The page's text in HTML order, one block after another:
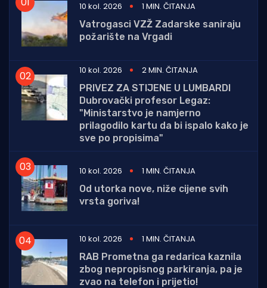
10 kol. 2026
1 MIN. ČITANJA
Vatrogasci VZŽ Zadarske saniraju
požarište na Vrgadi
10 kol. 2026
2 MIN. ČITANJA
PRIVEZ ZA STIJENE U LUMBARDI
Dubrovački profesor Legaz:
"Ministarstvo je namjerno
prilagodilo kartu da bi ispalo kako je
sve po propisima"
10 kol. 2026
1 MIN. ČITANJA
Od utorka nove, niže cijene svih
vrsta goriva!
10 kol. 2026
1 MIN. ČITANJA
RAB Prometna ga redarica kaznila
zbog nepropisnog parkiranja, pa je
zvao na telefon i prijetio!